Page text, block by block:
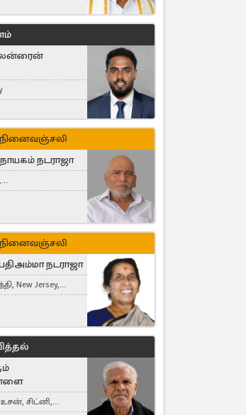
நடராஜா
சவுதி
Canada
நடராஜா
New Jersey,
Canada
சிட்னி,